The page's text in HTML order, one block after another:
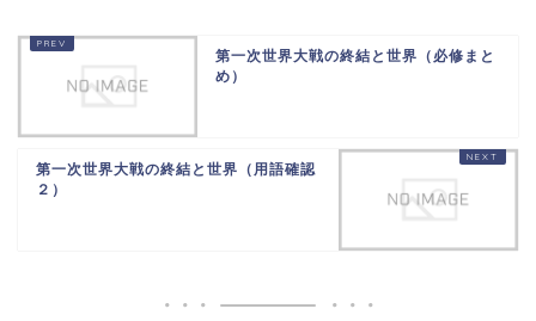
第一次世界大戦の終結と世界（必修まと
め）
第一次世界大戦の終結と世界（用語確認
２）